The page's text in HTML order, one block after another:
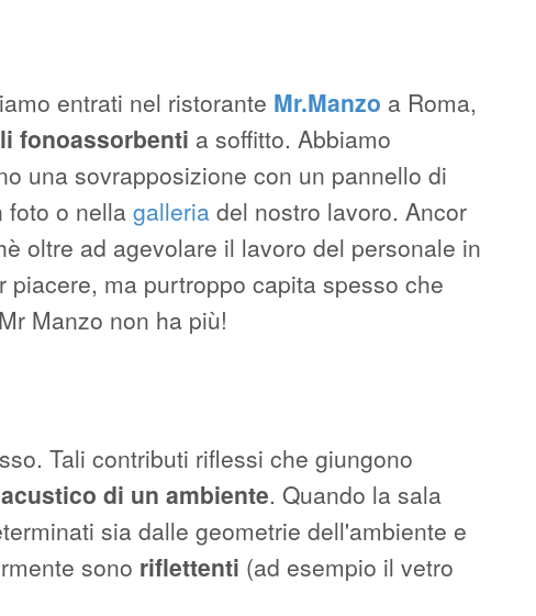
entrati nel ristorante Mr.Manzo a Roma,
fonoassorbenti a soffitto. Abbiamo
una sovrapposizione con un pannello di
foto o nella galleria del nostro lavoro. Ancor
oltre ad agevolare il lavoro del personale in
ma purtroppo capita spesso che
Manzo non ha più!
Tali contributi riflessi che giungono
di un ambiente. Quando la sala
sia dalle geometrie dell'ambiente e
sono riflettenti (ad esempio il vetro